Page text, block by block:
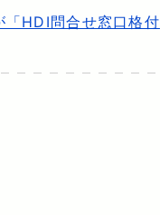
「HDI問合せ窓口格付